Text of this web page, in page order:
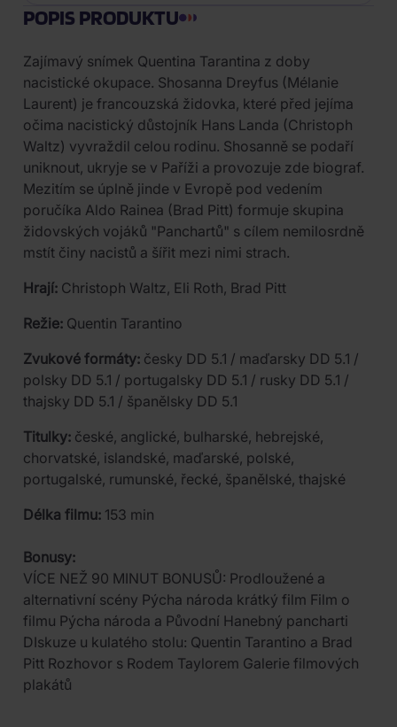
POPIS PRODUKTU
Zajímavý snímek Quentina Tarantina z doby
nacistické okupace. Shosanna Dreyfus (Mélanie
Laurent) je francouzská židovka, které před jejíma
očima nacistický důstojník Hans Landa (Christoph
Waltz) vyvraždil celou rodinu. Shosanně se podaří
uniknout, ukryje se v Paříži a provozuje zde biograf.
Mezitím se úplně jinde v Evropě pod vedením
poručíka Aldo Rainea (Brad Pitt) formuje skupina
židovských vojáků "Panchartů" s cílem nemilosrdně
mstít činy nacistů a šířit mezi nimi strach.
Hrají: Christoph Waltz, Eli Roth, Brad Pitt
Režie: Quentin Tarantino
Zvukové formáty: česky DD 5.1 / maďarsky DD 5.1 /
polsky DD 5.1 / portugalsky DD 5.1 / rusky DD 5.1 /
thajsky DD 5.1 / španělsky DD 5.1
Titulky: české, anglické, bulharské, hebrejské,
chorvatské, islandské, maďarské, polské,
portugalské, rumunské, řecké, španělské, thajské
Délka filmu: 153 min
Bonusy:
VÍCE NEŽ 90 MINUT BONUSŮ: Prodloužené a
alternativní scény Pýcha národa krátký film Film o
filmu Pýcha národa a Původní Hanebný pancharti
DIskuze u kulatého stolu: Quentin Tarantino a Brad
Pitt Rozhovor s Rodem Taylorem Galerie filmových
plakátů